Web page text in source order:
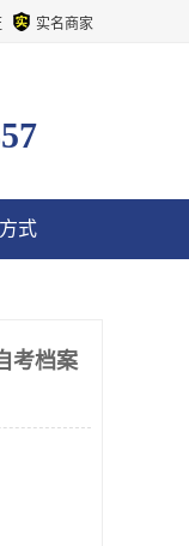
实名商家
式
考档案